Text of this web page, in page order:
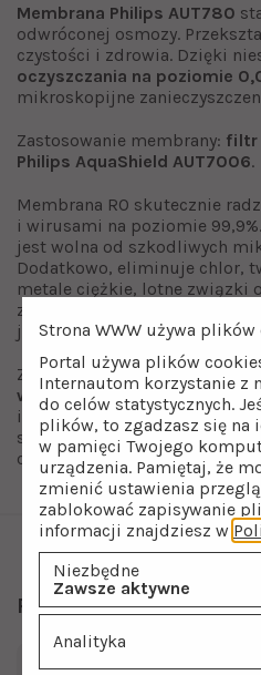
Membrana Philips AUT780
odwróconej osmozy.
czystości i zdrowia. Dzięki
oczyszczania na poziomie
mikroskopijne
Zastosowanie membrany: filtr
Philips AquaShield AUT7006.
Membrana RO skutecznie
i wirusami na poziomie
jest wolna od szkodliwych
Dodatkowo, eliminuje chlor,
metale ciężkie, lotne związki
zapewniając wodę, która
jakości.
Zapomnij o częstych
wymiany membrany Philips
imponujących36 miesięcy .
stworzona, aby służyć przez
częstej wymiany.
Polecamy również
Strona WWW używa
Portal używa plików
Internautom korzystanie z
do celów statystycznych.
plików, to zgadzasz się na
w pamięci Twojego
urządzenia. Pamiętaj, że
zmienić ustawienia
zablokować zapisywanie
informacji znajdziesz w
Niezbędne
Zawsze aktywne
Analityka